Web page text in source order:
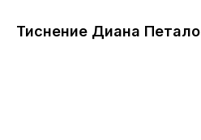
Тиснение Диана Петало